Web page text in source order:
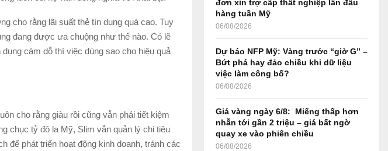
cho rằng lãi suất thẻ tín dụng quá cao. Tuy
đang được ưa chuộng như thế nào. Có lẽ
cám dỗ thì việc dùng sao cho hiệu quả
cho rằng giàu rồi cũng vẫn phải tiết kiệm
chục tỷ đô la Mỹ, Slim vẫn quản lý chi tiêu
để phát triển hoạt động kinh doanh, tránh các
:
đơn xin trợ cấp thất nghiệp lần đầu
hàng tuần Mỹ
06/08/2026
Dự báo NFP Mỹ: Vàng trước “giờ G” –
Bứt phá hay đảo chiều khi dữ liệu
việc làm công bố?
06/08/2026
Giá vàng ngày 6/8: Miếng thấp hơn
nhẫn tới gần 2 triệu – giá bất ngờ
quay xe vào phiên chiều
06/08/2026